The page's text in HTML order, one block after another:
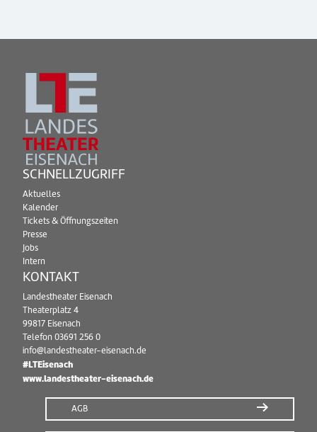
SCHNELLZUGRIFF
Aktuelles
Kalender
Tickets & Öffnungszeiten
Presse
Jobs
Intern
KONTAKT
Landestheater Eisenach
Theaterplatz 4
99817 Eisenach
Telefon 03691 256 0
info@landestheater-eisenach.de
#LTEisenach
www.landestheater-eisenach.de
AGB